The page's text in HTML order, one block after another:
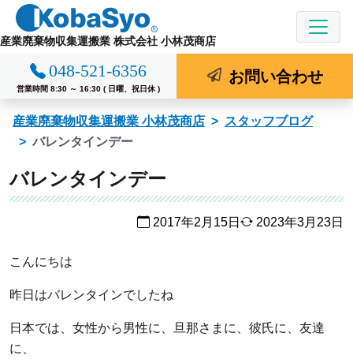
テ
プ
産業廃棄物収集運搬業 株式会社 小林茂商店
048-521-6356
営業時間 8:30 ～ 16:30 ( 日曜、祝日休 )
お問い合わせ
産業廃棄物収集運搬業 小林茂商店
スタッフブログ
バレンタインデー
バレンタインデー
2017年2月15日 2023年3月23日
こんにちは
昨日はバレンタインでしたね
日本では、女性から男性に、旦那さまに、彼氏に、友達
に、